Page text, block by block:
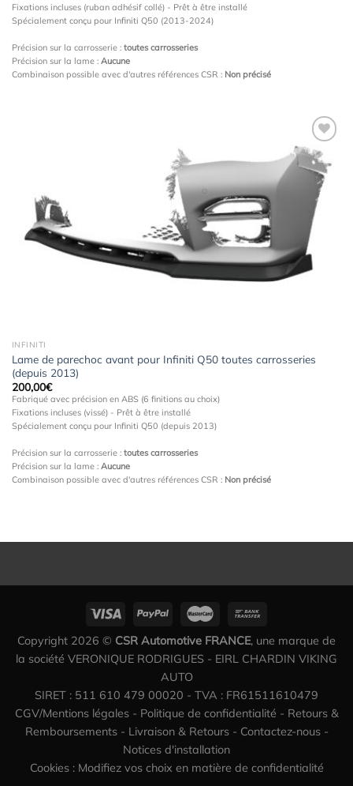
Fixations incluses (ruban adhésif collé) - Prêt à être installé
Spécialement conçu pour Infiniti Q50 (2013-2024)
Précision sur la carrosserie : toutes carrosseries
Précision sur la lame : Aucune
Combinaison possible avec d'autres références CSR : Non précisé
Ajouter
à la
wishlist
INFINITI
Lame de parechoc avant pour Infiniti Q50 toutes carrosseries
(depuis 2013)
200,00€
Fabriqué avec précision en ABS (6 finitions au choix)
Fixations incluses (vissé) - Prêt à être installé
Spécialement conçu pour Infiniti Q50 (depuis 2013)
Précision sur la carrosserie : toutes carrosseries
Précision sur la lame : Aucune
Combinaison possible avec d'autres références CSR : Non précisé
Copyright 2026 © CSR Automotive FRANCE, une marque de
la société VERONIQUE RODRIGUES - EIRL CHARDIN VIKING
AUTO
SIRET : 511 610 479 00020 - TVA : FR61511610479
CGV/Mentions légales- Politique de confidentialité - Retours &
Remboursements- Livraison & Retours- Contactez-nous-
Notices d'installation
Cookies : Modifiez vos choix en matière de confidentialité